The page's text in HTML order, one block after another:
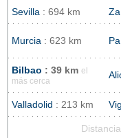
Sevilla : 694 km
Murcia : 623 km
Bilbao : 39 km el
más cerca
Valladolid : 213 km